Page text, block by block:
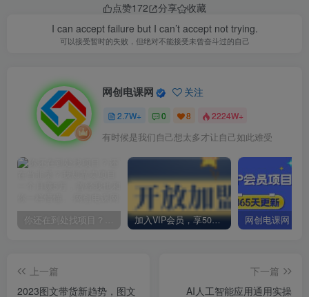
点赞172 分享
收藏
I can accept failure but I can’t accept not trying.
可以接受暂时的失败，但绝对不能接受未曾奋斗过的自己
网创电课网 关注
2.7W+ 0 8 2224W+
有时候是我们自己想太多才让自己如此难受
你还在到处找项目？还在当韭菜？我却靠卖项目一个月赚5万，曾经我也和你一样懵懂。 加入VIP会员，享50%的推广提成，免费学习多种网上创业课程，菜鸟秒变大神！
上一篇
2023图文带货新趋势，图文
下一篇
AI人工智能应用通用实操